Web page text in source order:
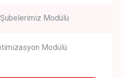
Modülü
Modülü